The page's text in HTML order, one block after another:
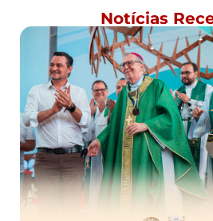
Notícias